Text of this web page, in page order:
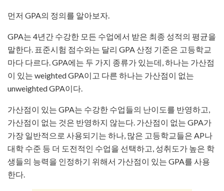
먼저 GPA의 정의를 알아보자.
GPA는 4년간 수강한 모든 수업에서 받은 최종 성적의 평균을
말한다. 표준시험 점수와는 달리 GPA 산정 기준은 고등학교
마다 다르다. GPA에는 두 가지 종류가 있는데, 하나는 가산점
이 있는 weighted GPA이고 다른 하나는 가산점이 없는
unweighted GPA이다.
가산점이 있는 GPA는 수강한 수업들의 난이도를 반영하고,
가산점이 없는 것은 반영하지 않는다. 가산점이 없는 GPA가
가장 일반적으로 사용되기는 하나, 많은 고등학교들은 AP나
대학 수준 등 더 도전적인 수업을 선택하고, 성취도가 높은 학
생들의 능력을 인정하기 위해서 가산점이 있는 GPA를 사용
한다.